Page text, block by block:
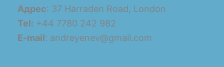
Адрес: 37 Harraden Road, London
Tel: +44 7780 242 982
E-mail: andreyenev@gmail.com